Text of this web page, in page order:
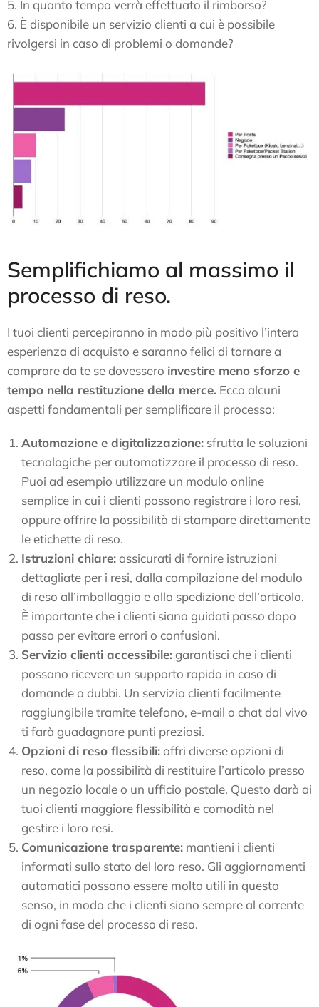
5. In quanto tempo verrà effettuato il rimborso?
6. È disponibile un servizio clienti a cui è possibile
rivolgersi in caso di problemi o domande?
Semplifichiamo al massimo il
processo di reso.
I tuoi clienti percepiranno in modo più positivo l’intera
esperienza di acquisto e saranno felici di tornare a
comprare da te se dovessero investire meno sforzo e
tempo nella restituzione della merce. Ecco alcuni
aspetti fondamentali per semplificare il processo:
Automazione e digitalizzazione: sfrutta le soluzioni
tecnologiche per automatizzare il processo di reso.
Puoi ad esempio utilizzare un modulo online
semplice in cui i clienti possono registrare i loro resi,
oppure offrire la possibilità di stampare direttamente
le etichette di reso.
Istruzioni chiare:assicurati di fornire istruzioni
dettagliate per i resi, dalla compilazione del modulo
di reso all’imballaggio e alla spedizione dell’articolo.
È importante che i clienti siano guidati passo dopo
passo per evitare errori o confusioni.
Servizio clienti accessibile:garantisci che i clienti
possano ricevere un supporto rapido in caso di
domande o dubbi. Un servizio clienti facilmente
raggiungibile tramite telefono, e-mail o chat dal vivo
ti farà guadagnare punti preziosi.
Opzioni di reso flessibili:offri diverse opzioni di
reso, come la possibilità di restituire l’articolo presso
un negozio locale o un ufficio postale. Questo darà ai
tuoi clienti maggiore flessibilità e comodità nel
gestire i loro resi.
Comunicazione trasparente: mantieni i clienti
informati sullo stato del loro reso. Gli aggiornamenti
automatici possono essere molto utili in questo
senso, in modo che i clienti siano sempre al corrente
di ogni fase del processo di reso.